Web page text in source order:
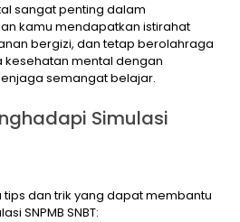
sangat penting dalam
kamu mendapatkan istirahat
bergizi, dan tetap berolahraga
mental dengan
semangat belajar.
Simulasi
dan trik yang dapat membantu
SNPMB SNBT: